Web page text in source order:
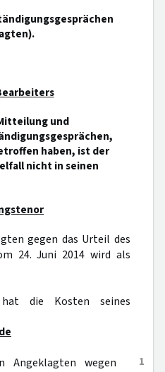
und
haben, ist der
nicht in seinen
gegen das Urteil des
24. Juni 2014 wird als
hat die Kosten seines
1
Angeklagten wegen